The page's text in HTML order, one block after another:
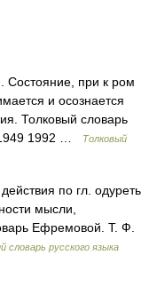
при к ром
и осознается
Толковый словарь
1992 …
Толковый
по гл. одуреть
мысли,
Ефремовой. Т. Ф.
русского языка